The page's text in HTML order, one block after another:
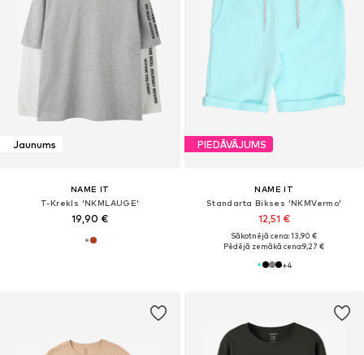
Jaunums
NAME IT
T-Krekls 'NKMLAUGE'
19,90 €
PIEDĀVĀJUMS
NAME IT
Standarta Bikses 'NKMVermo'
12,51 €
Sākotnējā cena: 13,90 €
Pēdējā zemākā cena:9,27 €
+4